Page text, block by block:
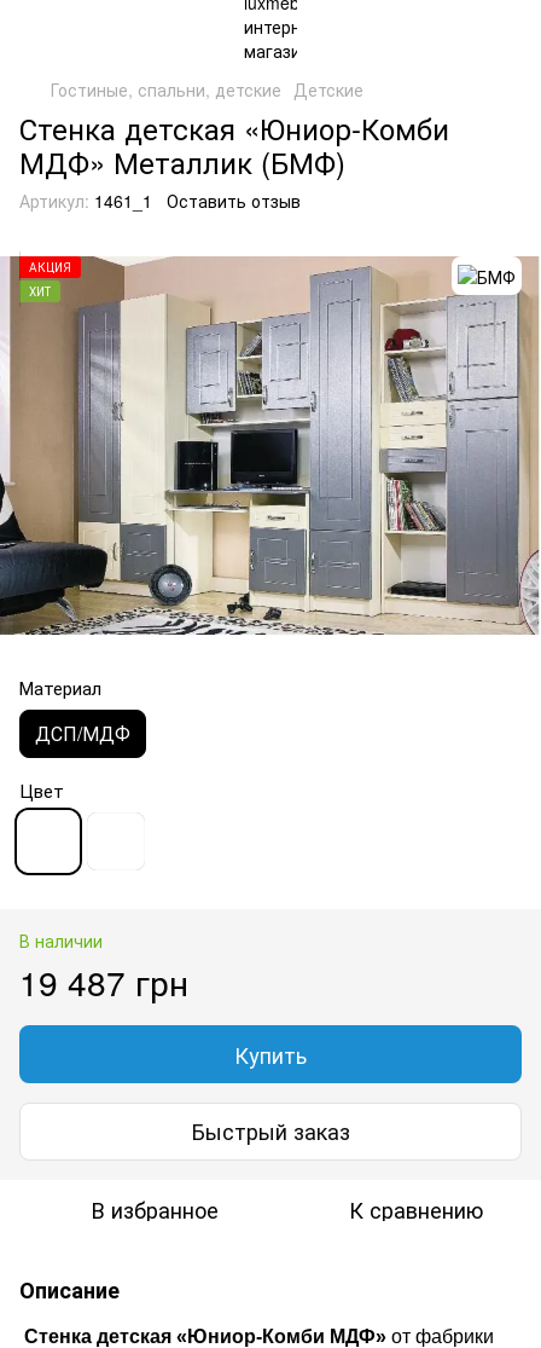
Гостиные, спальни, детские Детские
Стенка детская «Юниор-Комби
МДФ» Металлик (БМФ)
Артикул: 1461_1 Оставить отзыв
АКЦИЯ
ХИТ
Материал
ДСП/МДФ
Цвет
В наличии
19 487 грн
Купить
Быстрый заказ
В избранное К сравнению
Описание
Стенка детская «Юниор-Комби МДФ» от фабрики